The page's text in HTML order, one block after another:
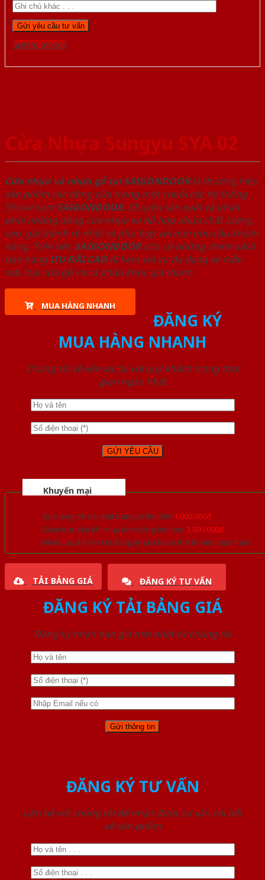
Gọi 0976.169.864
Cửa Nhựa Sungyu SYA 02
Cửa nhựa và nhựa gỗ tại SAIGONDOORlà thương hiệu
sản phẩm các dòng cửa trong một chuỗi các hệ thống
Showroom SAIGONDOOR. Chuyên sản xuất và phân
phối những dòng cửa nhựa và hỗ hợp nhựa chất lượng
cao, giá thành rẻ nhất và phù hợp với mọi nhu cầu khách
hàng. Trên hết, SAIGONDOORcòn có những chính sách
bán hàng ƯU ĐÃI CAOđi kèm với sự đa dạng về mẫu
mã, loại cửa gỗ và cả phân khúc giá thành.
MUA HÀNG NHANH
ĐĂNG KÝ
MUA HÀNG NHANH
Chúng tôi sẽ liên lạc lại với quý khách trong thời
gian ngắn nhất
Khuyến mại
Quà tặng đồ nội thất trang trí lên đến 1.000.000đ
Giảm trực tiếp khi mua đơn hàng lớn hơn 3.000.000đ
Nhiều ưu đãi lớn khi đăng ký tài khoản thành viên thân thiết
TẢI BẢNG GIÁ ĐĂNG KÝ TƯ VẤN
ĐĂNG KÝ TẢI BẢNG GIÁ
Đăng ký nhận báo giá mới nhất từ chúng tôi
ĐĂNG KÝ TƯ VẤN
Liên hệ với chúng tôi để nhận được tư vấn chi tiết
về sản phẩm